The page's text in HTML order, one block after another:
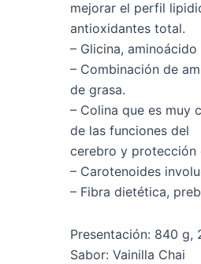
mejorar el perfil
antioxidantes total.
– Glicina,
– Combinación de
de grasa.
– Colina que es muy
de las funciones del
cerebro y protección
– Carotenoides
– Fibra dietética,
Presentación: 840 g,
Sabor: Vainilla Chai